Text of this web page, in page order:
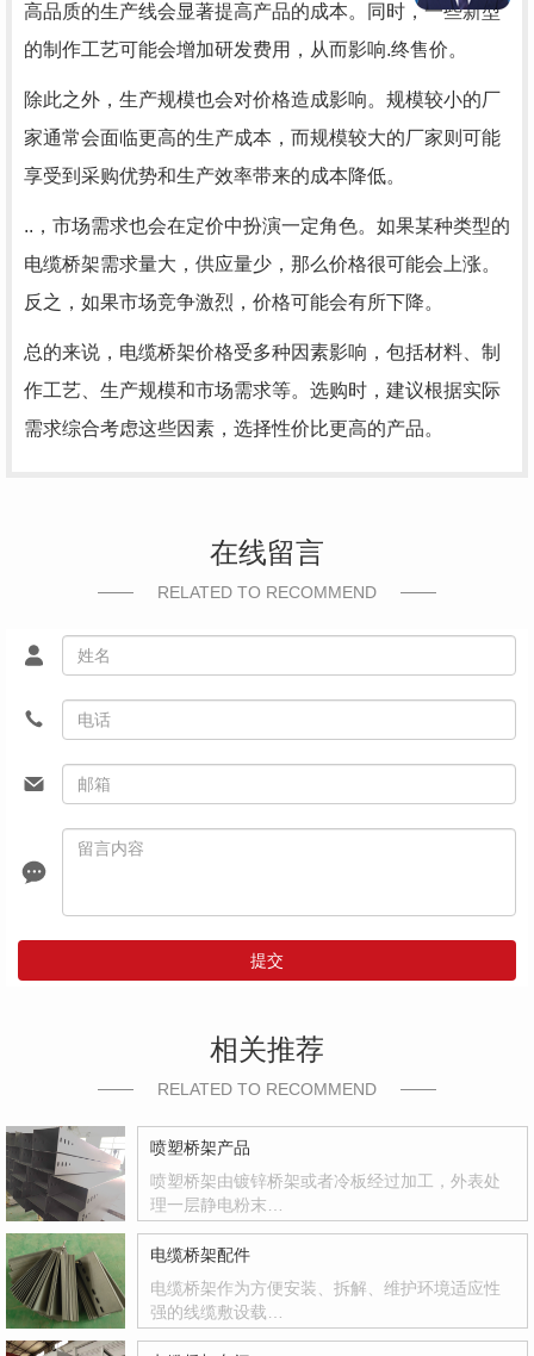
高品质的生产线会显著提高产品的成本。同时，一些新型
的制作工艺可能会增加研发费用，从而影响.终售价。
除此之外，生产规模也会对价格造成影响。规模较小的厂
家通常会面临更高的生产成本，而规模较大的厂家则可能
享受到采购优势和生产效率带来的成本降低。
..，市场需求也会在定价中扮演一定角色。如果某种类型的
电缆桥架需求量大，供应量少，那么价格很可能会上涨。
反之，如果市场竞争激烈，价格可能会有所下降。
总的来说，电缆桥架价格受多种因素影响，包括材料、制
作工艺、生产规模和市场需求等。选购时，建议根据实际
需求综合考虑这些因素，选择性价比更高的产品。
在线留言
RELATED TO RECOMMEND
提交
相关推荐
RELATED TO RECOMMEND
喷塑桥架产品
喷塑桥架由镀锌桥架或者冷板经过加工，外表处
理一层静电粉末…
电缆桥架配件
电缆桥架作为方便安装、拆解、维护环境适应性
强的线缆敷设载…